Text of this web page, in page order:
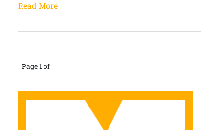
Read More
Page 1 of